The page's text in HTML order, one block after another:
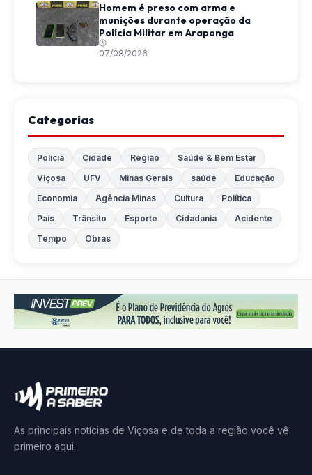
Homem é preso com arma e
munições durante operação da
Polícia Militar em Araponga
07/08/2026
Categorias
Polícia Cidade Região
Saúde & Bem Estar
Viçosa
UFV Minas Gerais saúde
Educação
Economia
Agência Minas Cultura
Política
País
Trânsito Esporte Cidadania
Acidente
Tempo
Obras
As principais notícias de Viçosa e de toda a região você vê
primeiro aqui.